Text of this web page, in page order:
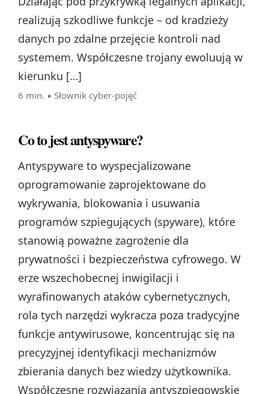
realizują szkodliwe funkcje – od kradzieży
danych po zdalne przejęcie kontroli nad
systemem. Współczesne trojany ewoluują w
kierunku […]
6 min. ▪ Słownik cyber-pojęć
Co to jest antyspyware?
Antyspyware to wyspecjalizowane
oprogramowanie zaprojektowane do
wykrywania, blokowania i usuwania
programów szpiegujących (spyware), które
stanowią poważne zagrożenie dla
prywatności i bezpieczeństwa cyfrowego. W
erze wszechobecnej inwigilacji i
wyrafinowanych ataków cybernetycznych,
rola tych narzędzi wykracza poza tradycyjne
funkcje antywirusowe, koncentrując się na
precyzyjnej identyfikacji mechanizmów
zbierania danych bez wiedzy użytkownika.
Współczesne rozwiązania antyszpiegowskie